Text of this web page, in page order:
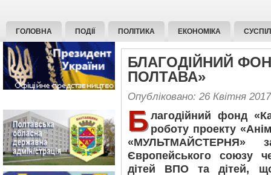
ГОЛОВНА ПОДІЇ ПОЛІТИКА ЕКОНОМІКА
БЛАГОДІЙНИЙ
ПОЛТАВА»
Опубліковано: 26 Квітня 2017
Благодійний фонд
роботу проекту
«МУЛЬТМАЙСТЕРНЯ»
Європейського союзу
дітей ВПО та дітей,